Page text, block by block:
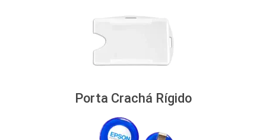
Porta Crachá Rígido